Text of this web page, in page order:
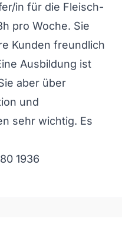
in für die Fleisch-
pro Woche. Sie
Kunden freundlich
Ausbildung ist
aber über
und
sehr wichtig. Es
1936